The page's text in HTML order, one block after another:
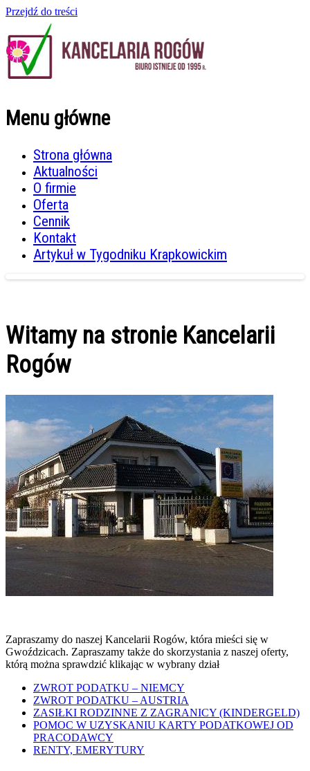
Przejdź do treści
Menu główne
Strona główna
Aktualności
O firmie
Oferta
Cennik
Kontakt
Artykuł w Tygodniku Krapkowickim
Witamy na stronie Kancelarii
Rogów
Zapraszamy do naszej Kancelarii Rogów, która mieści się w
Gwoździcach. Zapraszamy także do skorzystania z naszej oferty,
którą można sprawdzić klikając w wybrany dział
ZWROT PODATKU – NIEMCY
ZWROT PODATKU – AUSTRIA
ZASIŁKI RODZINNE Z ZAGRANICY (KINDERGELD)
POMOC W UZYSKANIU KARTY PODATKOWEJ OD
PRACODAWCY
RENTY, EMERYTURY